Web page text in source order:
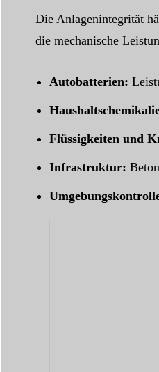
Die Anlagenintegrität
die mechanische
Autobatterien:
Flüssigkeiten und
Infrastruktur: